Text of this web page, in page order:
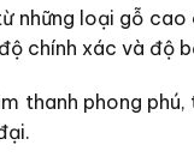
những loại gỗ
chính xác và độ
thanh phong